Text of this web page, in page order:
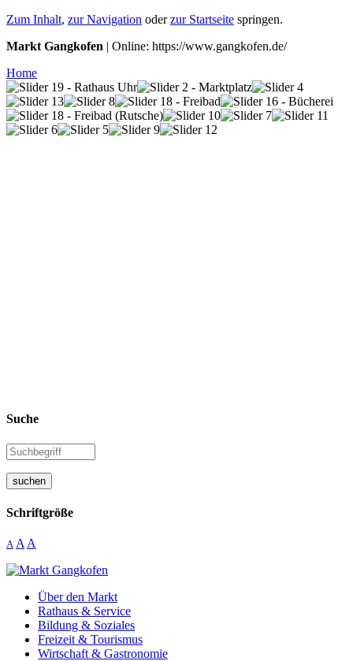
Zum Inhalt, zur Navigation oderzur Startseite springen.
Markt Gangkofen | Online: https://www.gangkofen.de/
Home
Suche
suchen
Schriftgröße
A A A
Über den Markt
Rathaus & Service
Bildung & Soziales
Freizeit & Tourismus
Wirtschaft & Gastronomie